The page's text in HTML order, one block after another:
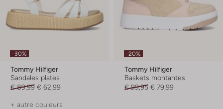
-30%
Tommy Hilfiger
Sandales plates
€ 89,99 € 62,99
+ autre couleurs
-20%
Tommy Hilfiger
Baskets montantes
€ 99,95 € 79,99